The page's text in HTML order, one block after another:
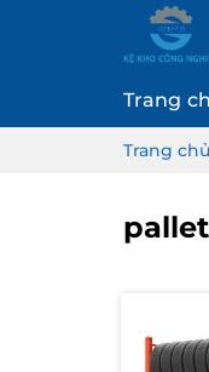
Trang
Trang chủ